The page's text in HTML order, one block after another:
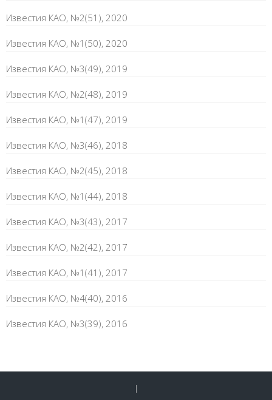
Известия КАО, №2(51), 2020
Известия КАО, №1(50), 2020
Известия КАО, №3(49), 2019
Известия КАО, №2(48), 2019
Известия КАО, №1(47), 2019
Известия КАО, №3(46), 2018
Известия КАО, №2(45), 2018
Известия КАО, №1(44), 2018
Известия КАО, №3(43), 2017
Известия КАО, №2(42), 2017
Известия КАО, №1(41), 2017
Известия КАО, №4(40), 2016
Известия КАО, №3(39), 2016
|